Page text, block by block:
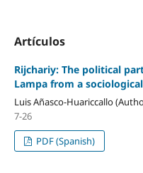
Artículos
Rijchariy: The political
Lampa from a
Luis Añasco-Huariccallo
7-26
PDF (Spanish)